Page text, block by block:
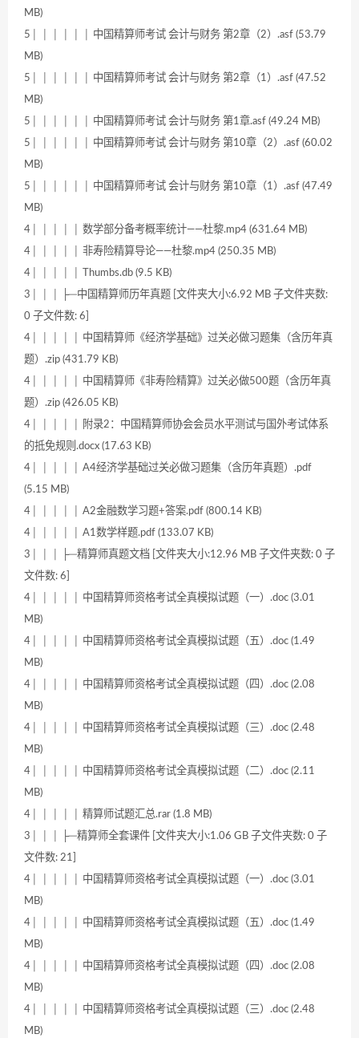
MB)
5│ │ │ │ │ │ 中国精算师考试 会计与财务 第2章（2）.asf (53.79
MB)
5│ │ │ │ │ │ 中国精算师考试 会计与财务 第2章（1）.asf (47.52
MB)
5│ │ │ │ │ │ 中国精算师考试 会计与财务 第1章.asf (49.24 MB)
5│ │ │ │ │ │ 中国精算师考试 会计与财务 第10章（2）.asf (60.02
MB)
5│ │ │ │ │ │ 中国精算师考试 会计与财务 第10章（1）.asf (47.49
MB)
4│ │ │ │ │ 数学部分备考概率统计——杜黎.mp4 (631.64 MB)
4│ │ │ │ │ 非寿险精算导论——杜黎.mp4 (250.35 MB)
4│ │ │ │ │ Thumbs.db (9.5 KB)
3│ │ │ ├─中国精算师历年真题 [文件夹大小:6.92 MB 子文件夹数:
0 子文件数: 6]
4│ │ │ │ │ 中国精算师《经济学基础》过关必做习题集（含历年真
题）.zip (431.79 KB)
4│ │ │ │ │ 中国精算师《非寿险精算》过关必做500题（含历年真
题）.zip (426.05 KB)
4│ │ │ │ │ 附录2：中国精算师协会会员水平测试与国外考试体系
的抵免规则.docx (17.63 KB)
4│ │ │ │ │ A4经济学基础过关必做习题集（含历年真题）.pdf
(5.15 MB)
4│ │ │ │ │ A2金融数学习题+答案.pdf (800.14 KB)
4│ │ │ │ │ A1数学样题.pdf (133.07 KB)
3│ │ │ ├─精算师真题文档 [文件夹大小:12.96 MB 子文件夹数: 0 子
文件数: 6]
4│ │ │ │ │ 中国精算师资格考试全真模拟试题（一）.doc (3.01
MB)
4│ │ │ │ │ 中国精算师资格考试全真模拟试题（五）.doc (1.49
MB)
4│ │ │ │ │ 中国精算师资格考试全真模拟试题（四）.doc (2.08
MB)
4│ │ │ │ │ 中国精算师资格考试全真模拟试题（三）.doc (2.48
MB)
4│ │ │ │ │ 中国精算师资格考试全真模拟试题（二）.doc (2.11
MB)
4│ │ │ │ │ 精算师试题汇总.rar (1.8 MB)
3│ │ │ ├─精算师全套课件 [文件夹大小:1.06 GB 子文件夹数: 0 子
文件数: 21]
4│ │ │ │ │ 中国精算师资格考试全真模拟试题（一）.doc (3.01
MB)
4│ │ │ │ │ 中国精算师资格考试全真模拟试题（五）.doc (1.49
MB)
4│ │ │ │ │ 中国精算师资格考试全真模拟试题（四）.doc (2.08
MB)
4│ │ │ │ │ 中国精算师资格考试全真模拟试题（三）.doc (2.48
MB)